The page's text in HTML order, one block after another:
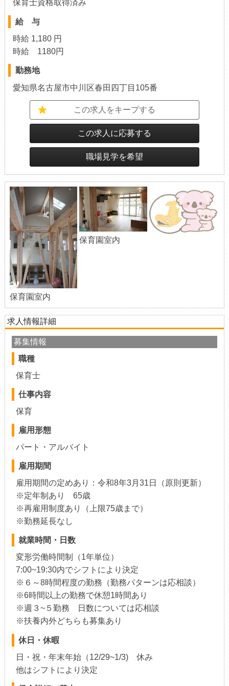
保育士資格取得済み
給 与
時給 1,180 円
時給 1180円
勤務地
愛知県名古屋市中川区春田四丁目105番
この求人をキープする
この求人に応募する
職場見学を希望
保育園室内
保育園室内
求人情報詳細
募集情報
職種
保育士
仕事内容
保育
雇用形態
パート・アルバイト
雇用期間
雇用期間の定めあり：令和8年3月31日（原則更新）
※定年制あり 65歳
※再雇用制度あり（上限75歳まで）
※勤務延長なし
就業時間・日数
変形労働時間制（1年単位）
7:00~19:30内でシフトにより決定
※６～8時間程度の勤務（勤務パターンは応相談）
※6時間以上の勤務で休憩1時間あり
※週３~５勤務 日数については応相談
※扶養内外どちらも募集あり
休日・休暇
日・祝・年末年始（12/29~1/3) 休み
他はシフトにより決定